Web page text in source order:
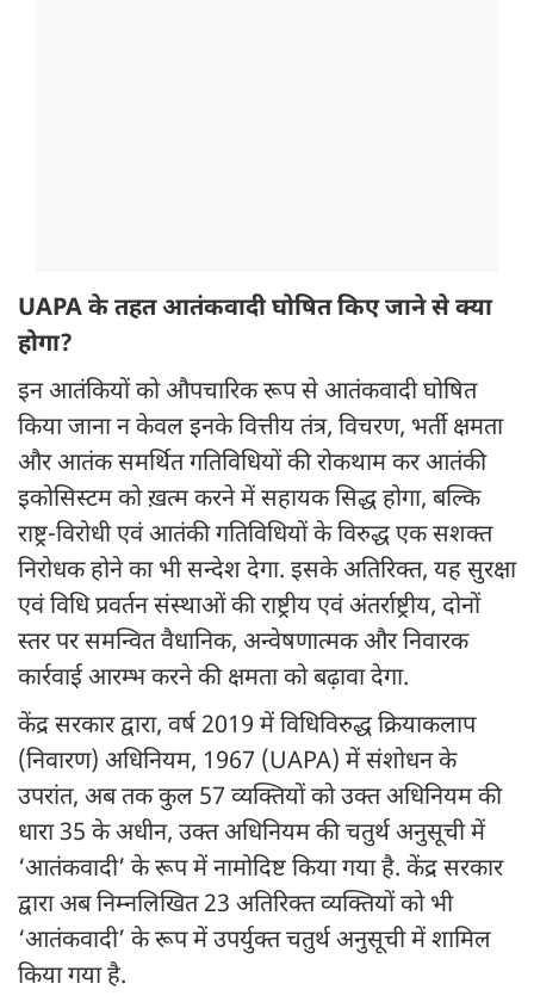
UAPA के तहत आतंकवादी घोषित किए जाने से क्या
होगा?
इन आतंकियों को औपचारिक रूप से आतंकवादी घोषित
किया जाना न केवल इनके वित्तीय तंत्र, विचरण, भर्ती क्षमता
और आतंक समर्थित गतिविधियों की रोकथाम कर आतंकी
इकोसिस्टम को ख़त्म करने में सहायक सिद्ध होगा, बल्कि
राष्ट्र-विरोधी एवं आतंकी गतिविधियों के विरुद्ध एक सशक्त
निरोधक होने का भी सन्देश देगा. इसके अतिरिक्त, यह सुरक्षा
एवं विधि प्रवर्तन संस्थाओं की राष्ट्रीय एवं अंतर्राष्ट्रीय, दोनों
स्तर पर समन्वित वैधानिक, अन्वेषणात्मक और निवारक
कार्रवाई आरम्भ करने की क्षमता को बढ़ावा देगा.
केंद्र सरकार द्वारा, वर्ष 2019 में विधिविरुद्ध क्रियाकलाप
(निवारण) अधिनियम, 1967 (UAPA) में संशोधन के
उपरांत, अब तक कुल 57 व्यक्तियों को उक्त अधिनियम की
धारा 35 के अधीन, उक्त अधिनियम की चतुर्थ अनुसूची में
‘आतंकवादी’ के रूप में नामोदिष्ट किया गया है. केंद्र सरकार
द्वारा अब निम्नलिखित 23 अतिरिक्त व्यक्तियों को भी
‘आतंकवादी’ के रूप में उपर्युक्त चतुर्थ अनुसूची में शामिल
किया गया है.